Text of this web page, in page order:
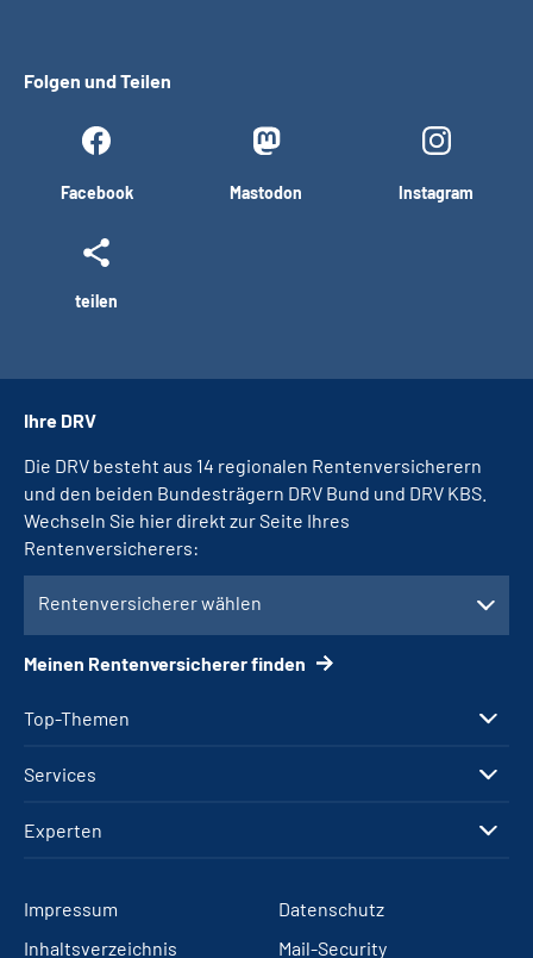
Folgen und Teilen
Facebook Mastodon Instagram
teilen
Top-Themen
Services
Experten
Ihre DRV
Die DRV besteht aus 14 regionalen Rentenversicherern
und den beiden Bundesträgern DRV Bund und DRV KBS.
Wechseln Sie hier direkt zur Seite Ihres
Rentenversicherers:
Rentenversicherer wählen
Meinen Rentenversicherer finden
Impressum
Datenschutz
Inhaltsverzeichnis
Mail-Security